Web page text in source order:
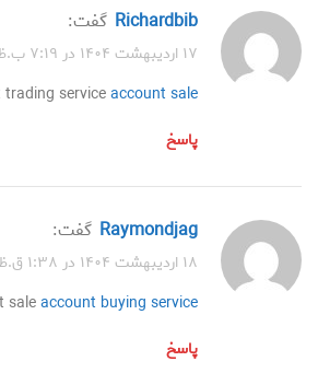
Richardbib گفت:
۱۷ اردیبهشت ۱۴۰۴ در ۷:۱۹ ب.ظ
serviceaccount sale
پاسخ
Raymondjag گفت:
۱۸ اردیبهشت ۱۴۰۴ در ۱:۳۸ ق.ظ
saleaccount buying service
پاسخ